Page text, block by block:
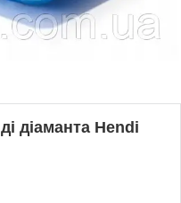
діаманта Hendi